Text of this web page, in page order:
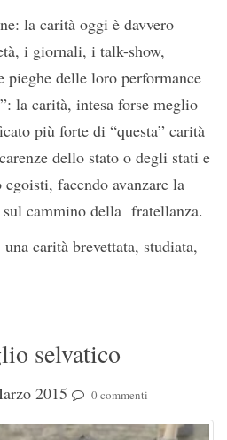
la carità oggi è davvero
i giornali, i talk-show,
pieghe delle loro performance
la carità, intesa forse meglio
più forte di “questa” carità
dello stato o degli stati e
facendo avanzare la
cammino della fratellanza.
carità brevettata, studiata,
selvatico
2015 0 commenti